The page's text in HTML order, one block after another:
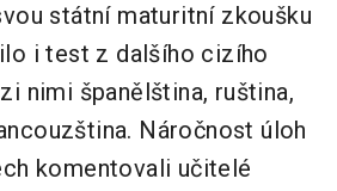
státní maturitní zkoušku
i test z dalšího cizího
nimi španělština, ruština,
Náročnost úloh
komentovali učitelé